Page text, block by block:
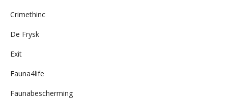
Crimethinc
De Frysk
Exit
Fauna4life
Faunabescherming